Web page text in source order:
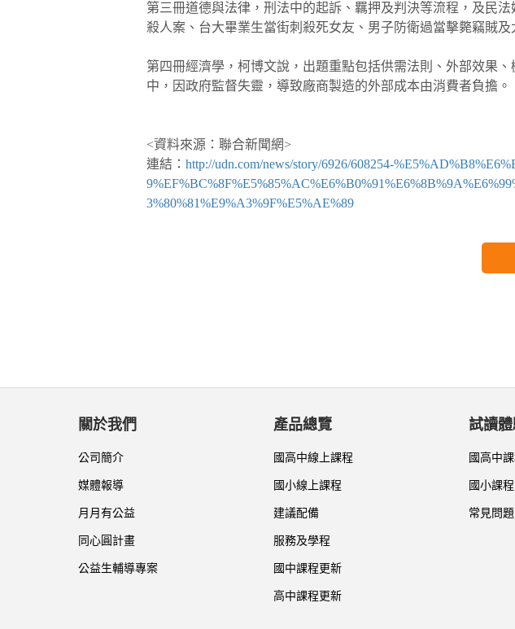
第三冊道德與法律，刑法中的起訴、羈押及判決等流程，及民
殺人案、台大畢業生當街刺殺死女友、男子防衛過當擊斃竊賊
第四冊經濟學，柯博文說，出題重點包括供需法則、外部效果
中，因政府監督失靈，導致廠商製造的外部成本由消費者負擔。
<資料來源：聯合新聞網>
連結： http://udn.com/news/story/6926/608254-
3%80%81%E9%A3%9F%E5%AE%89
關於我們
公司簡介
媒體報導
月月有公益
同心圓計畫
公益生輔導專案
產品總覽
國高中線上課程
國小線上課程
建議配備
服務及學程
國中課程更新
高中課程更新
試讀
國高中
國小課程
常見問題